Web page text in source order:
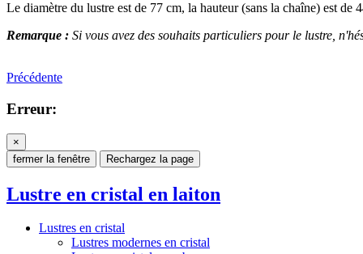
Le diamètre du lustre est de 77 cm, la hauteur (sans la chaîne) est
Remarque : Si vous avez des souhaits particuliers pour le lustre,
Précédente
Erreur:
×
fermer la fenêtre
Rechargez la page
Lustre en cristal en laiton
Lustres en cristal
Lustres modernes en cristal